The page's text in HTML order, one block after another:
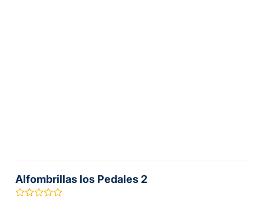
Alfombrillas los Pedales 2